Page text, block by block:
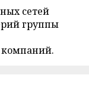
сетей
группы